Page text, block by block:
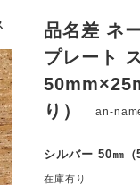
品名差 ネ
プレート
り）
an-
シルバー 50㎜（
在庫有り